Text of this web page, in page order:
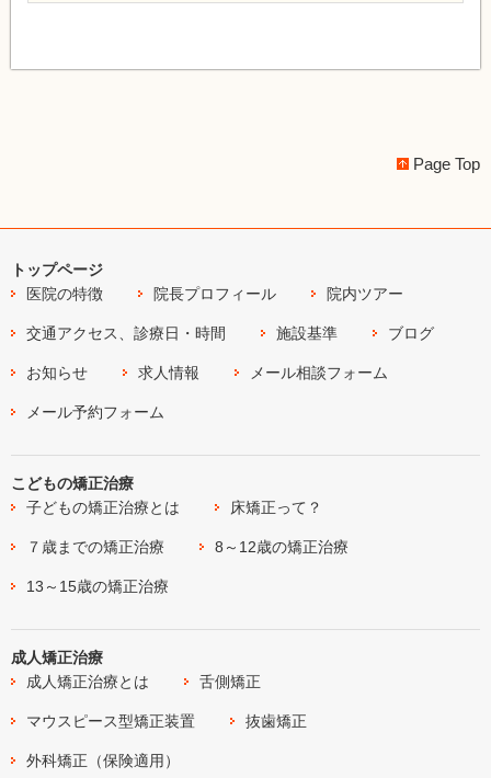
Page Top
トップページ
医院の特徴
院長プロフィール 院内ツアー
交通アクセス、診療日・時間 施設基準 ブログ
お知らせ 求人情報 メール相談フォーム
メール予約フォーム
こどもの矯正治療
子どもの矯正治療とは
床矯正って？
７歳までの矯正治療 8～12歳の矯正治療
13～15歳の矯正治療
成人矯正治療
成人矯正治療とは
舌側矯正
マウスピース型矯正装置 抜歯矯正
外科矯正（保険適用）